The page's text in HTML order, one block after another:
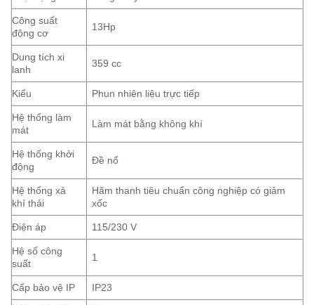
Công suất
động cơ
13Hp
Dung tích xi
lanh
359 cc
Kiểu Phun nhiên liệu trực tiếp
Hệ thống làm
mát
Làm mát bằng không khí
Hệ thống khởi
động
Đề nổ
Hệ thống xả
khí thải
Hãm thanh tiêu chuẩn công nghiệp có giảm
xốc
Điện áp 115/230 V
Hệ số công
suất
1
Cấp bảo vệ IP IP23